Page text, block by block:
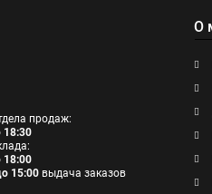
продаж:
18:30
18:00
15:00 выдача заказов
О